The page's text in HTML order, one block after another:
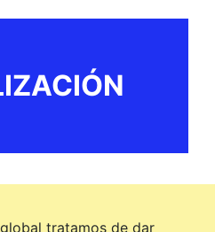
tratamos de dar